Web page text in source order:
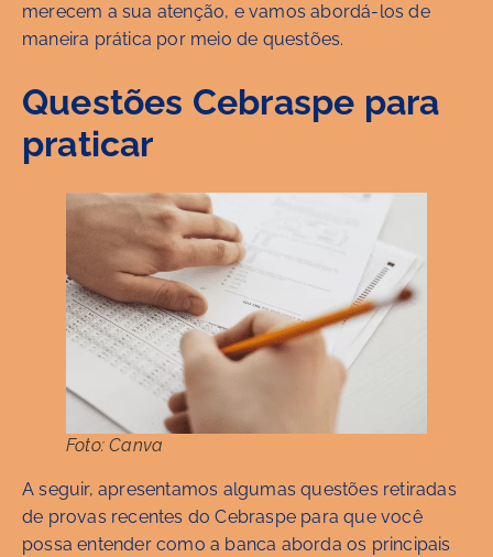
merecem a sua atenção, e vamos abordá-los de
maneira prática por meio de questões.
Questões Cebraspe para
praticar
Foto: Canva
A seguir, apresentamos algumas questões retiradas
de provas recentes do Cebraspe para que você
possa entender como a banca aborda os principais